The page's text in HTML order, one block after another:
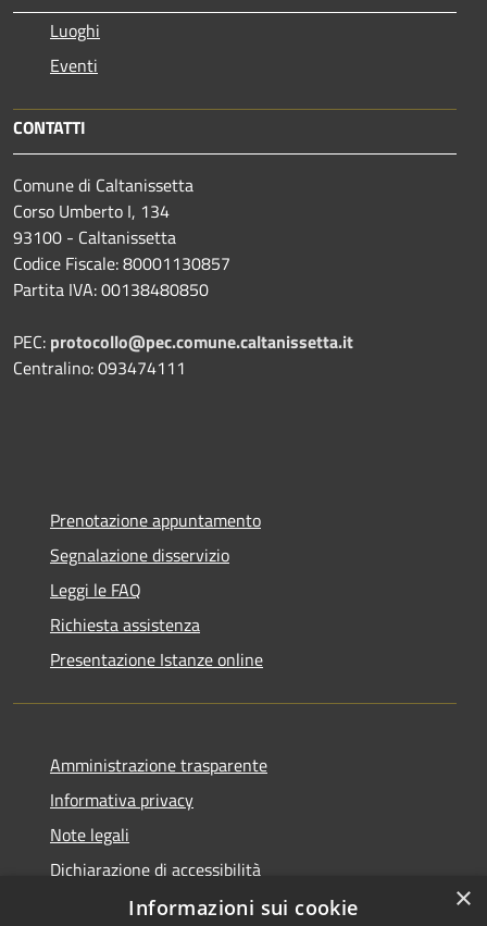
Luoghi
Eventi
CONTATTI
Comune di Caltanissetta
Corso Umberto I, 134
93100 - Caltanissetta
Codice Fiscale: 80001130857
Partita IVA: 00138480850
PEC: protocollo@pec.comune.caltanissetta.it
Centralino: 093474111
Prenotazione appuntamento
Segnalazione disservizio
Leggi le FAQ
Richiesta assistenza
Presentazione Istanze online
Amministrazione trasparente
Informativa privacy
Note legali
Dichiarazione di accessibilità
×
Informazioni sui cookie